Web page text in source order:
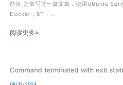
前言 之前写过一篇文章，使用Ubuntu
Docker，BT，…
阅读更多»
Command terminated with exit